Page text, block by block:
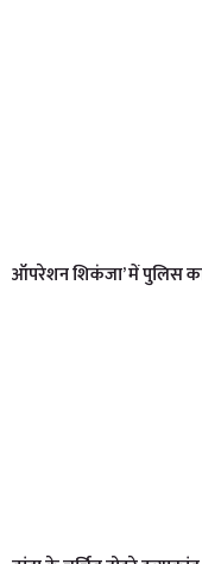
ऑपरेशन शिकंजा’ में पुलिस का